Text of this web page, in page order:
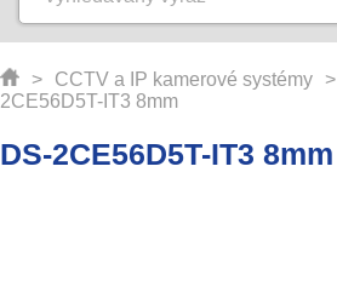
> CCTV a IP kamerové systémy >
2CE56D5T-IT3 8mm
DS-2CE56D5T-IT3 8mm